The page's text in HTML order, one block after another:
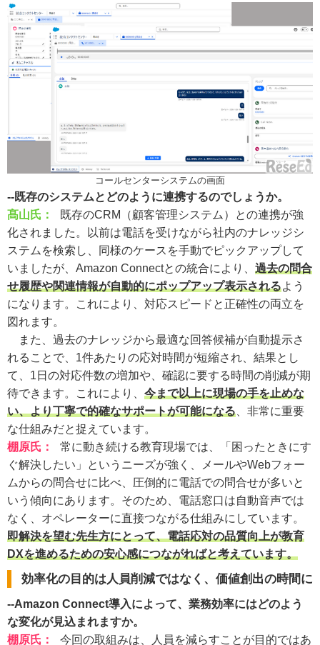
コールセンターシステムの画面
--既存のシステムとどのように連携するのでしょうか。
髙山氏：
既存のCRM（顧客管理システム）との連携が強
化されました。以前は電話を受けながら社内のナレッジシ
ステムを検索し、同様のケースを手動でピックアップして
いましたが、Amazon Connectとの統合により、 過去の問合
せ履歴や関連情報が自動的にポップアップ表示されるよう
になります。これにより、対応スピードと正確性の両立を
図れます。
また、過去のナレッジから最適な回答候補が自動提示さ
れることで、1件あたりの応対時間が短縮され、結果とし
て、1日の対応件数の増加や、確認に要する時間の削減が期
待できます。これにより、 今まで以上に現場の手を止めな
い、より丁寧で的確なサポートが可能になる 、非常に重要
な仕組みだと捉えています。
棚原氏 ：
常に動き続ける教育現場では、「困ったときにす
ぐ解決したい」というニーズが強く、メールやWebフォー
ムからの問合せに比べ、圧倒的に電話での問合せが多いと
いう傾向にあります。そのため、電話窓口は自動音声では
なく、オペレーターに直接つながる仕組みにしています。
即解決を望む先生方にとって、電話応対の品質向上が教育
DXを進めるための安心感につながればと考えています。
効率化の目的は人員削減ではなく、価値創出の時間に
--Amazon Connect導入によって、業務効率にはどのよう
な変化が見込まれますか。
棚原氏 ： 今回の取組みは、人員を減らすことが目的ではあ